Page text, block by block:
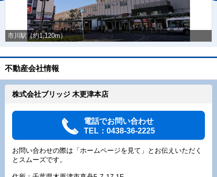
市川駅（約1,120m）
不動産会社情報
株式会社ブリッジ 木更津本店
電話でお問い合わせ
TEL：0438-36-2225
お問い合わせの際は「ホームページを見て」とお伝えいただく
とスムーズです。